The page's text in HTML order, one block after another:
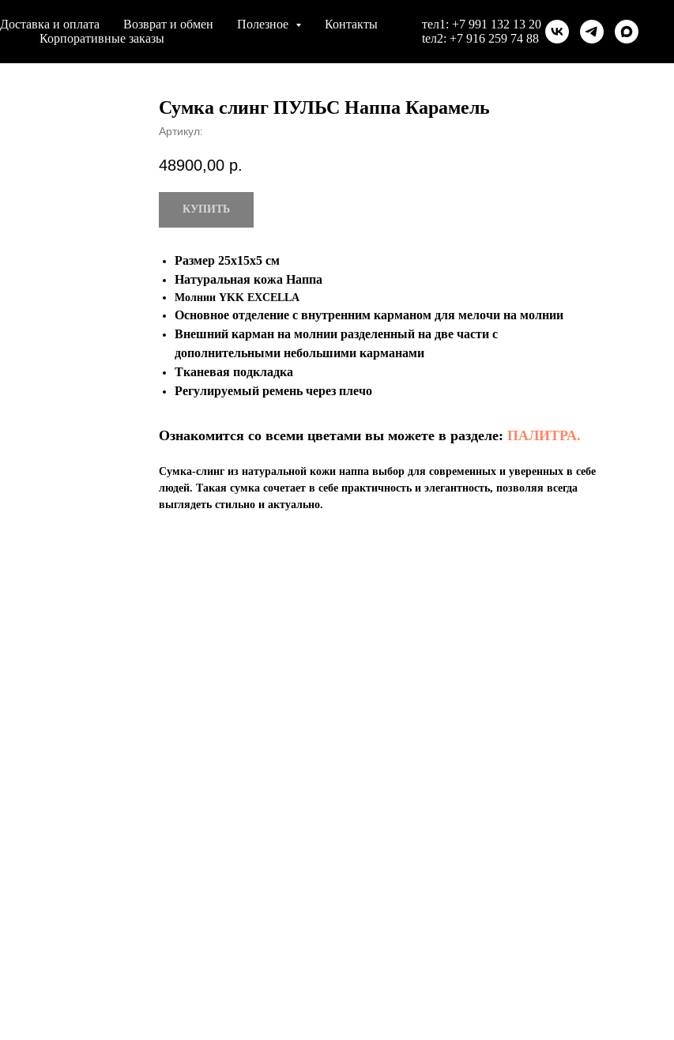
Доставка и оплата Возврат и обмен Полезное
Контакты
Корпоративные заказы
тел1: +7 991 132 13 20
teл2: +7 916 259 74 88
Сумка слинг ПУЛЬС Наппа Карамель
Артикул:
48900,00 р.
КУПИТЬ
Размер 25х15x5 см
Натуральная кожа Наппа
Молнии YKK EXCELLA
Основное отделение с внутренним карманом для мелочи на молнии
Внешний карман на молнии разделенный на две части с
дополнительными небольшими карманами
Тканевая подкладка
Регулируемый ремень через плечо
Ознакомится со всеми цветами вы можете в разделе: ПАЛИТРА.
Сумка-слинг из натуральной кожи наппа выбор для современных и уверенных в себе
людей. Такая сумка сочетает в себе практичность и элегантность, позволяя всегда
выглядеть стильно и актуально.